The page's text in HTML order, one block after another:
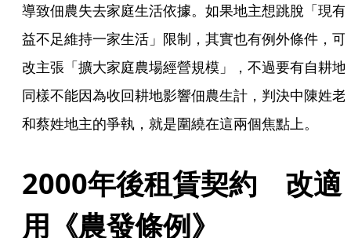
導致佃農失去家庭生活依據。如果地主想跳脫「現有
益不足維持一家生活」限制，其實也有例外條件，可
改主張「擴大家庭農場經營規模」，不過要有自耕地
同樣不能因為收回耕地影響佃農生計，判決中陳姓老
和蔡姓地主的爭執，就是圍繞在這兩個焦點上。
2000年後租賃契約　改適
用《農發條例》